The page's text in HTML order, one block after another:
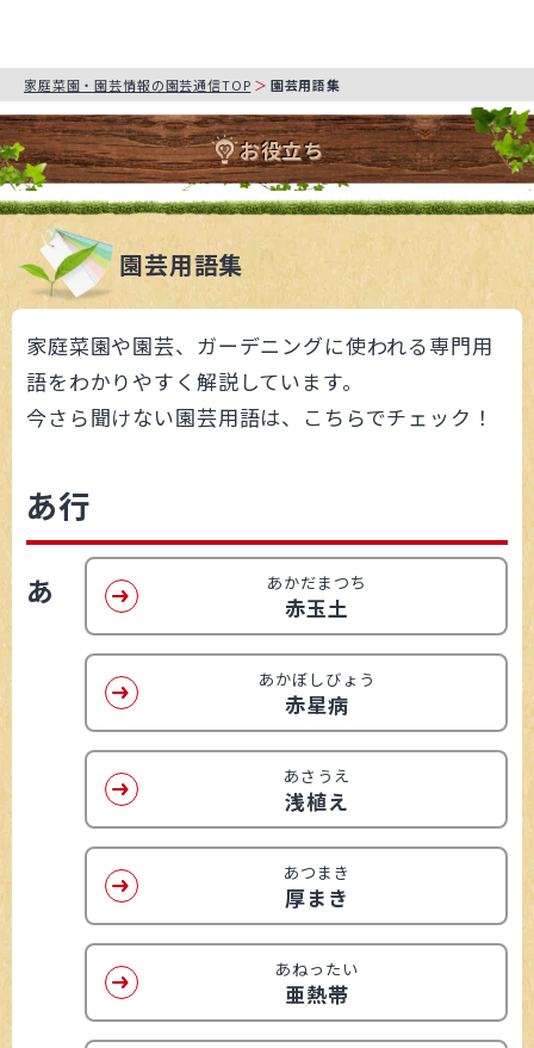
家庭菜園・園芸情報の園芸通信TOP 園芸用語集
お役立ち
園芸用語集
家庭菜園や園芸、ガーデニングに使われる専門用
語をわかりやすく解説しています。
今さら聞けない園芸用語は、こちらでチェック！
あ行
あ あかだまつち
赤玉土
あかぼしびょう
赤星病
あさうえ
浅植え
あつまき
厚まき
あねったい
亜熱帯